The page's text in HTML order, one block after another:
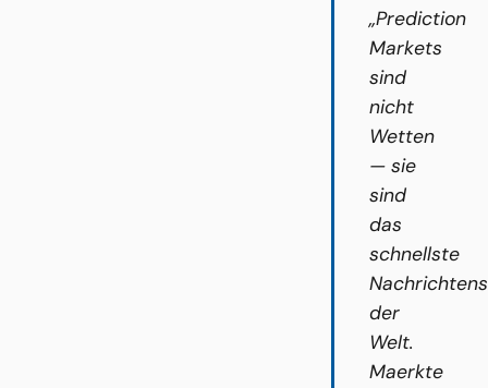
„Prediction
Markets
sind
nicht
Wetten
— sie
sind
das
schnellste
der
Welt.
Maerkte